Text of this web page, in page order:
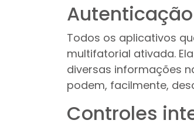
Todos os aplicativos
multifatorial ativada.
diversas informações
podem, facilmente,
Controles